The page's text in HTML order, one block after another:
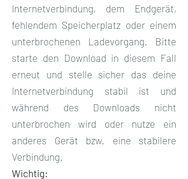
Internetverbindung, dem Endgerät,
fehlendem Speicherplatz oder einem
unterbrochenen Ladevorgang. Bitte
starte den Download in diesem Fall
erneut und stelle sicher das deine
Internetverbindung stabil ist und
während des Downloads nicht
unterbrochen wird oder nutze ein
anderes Gerät bzw. eine stabilere
Verbindung.
Wichtig: